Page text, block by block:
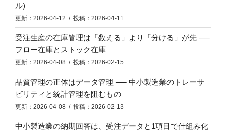
ル)
更新：2026-04-12 / 投稿：2026-04-11
受注生産の在庫管理は「数える」より「分ける」が先 ──
フロー在庫とストック在庫
更新：2026-04-08 / 投稿：2026-02-15
品質管理の正体はデータ管理 ── 中小製造業のトレーサ
ビリティと統計管理を阻むもの
更新：2026-04-08 / 投稿：2026-02-13
中小製造業の納期回答は、受注データと1項目で仕組み化